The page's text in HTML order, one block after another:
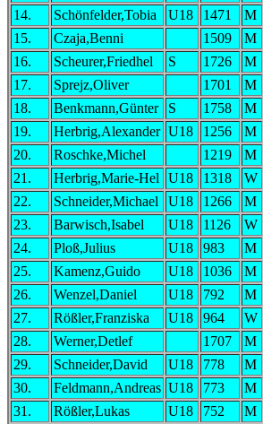
14.
Schönfelder,Tobia U18 1471 M
15.
Czaja,Benni 1509 M
16.
Scheurer,Friedhel S 1726 M
17.
Sprejz,Oliver 1701 M
18.
Benkmann,Günter S 1758 M
19.
Herbrig,Alexander U18 1256 M
20.
Roschke,Michel 1219 M
21.
Herbrig,Marie-Hel U18 1318 W
22.
Schneider,Michael U18 1266 M
23.
Barwisch,Isabel U18 1126 W
24.
Ploß,Julius U18 983 M
25.
Kamenz,Guido U18 1036 M
26.
Wenzel,Daniel U18 792 M
27.
Rößler,Franziska U18 964 W
28.
Werner,Detlef 1707 M
29.
Schneider,David U18 778 M
30.
Feldmann,Andreas U18 773 M
31.
Rößler,Lukas U18 752 M